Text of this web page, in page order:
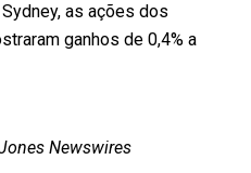
as ações dos
ganhos de 0,4% a
Newswires